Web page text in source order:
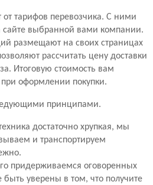
от тарифов перевозчика. С ними
выбранной вами компании.
размещают на своих страницах
рассчитать цену доставки
Итоговую стоимость вам
оформлении покупки.
принципами.
достаточно хрупкая, мы
и транспортируем
придерживаемся оговоренных
уверены в том, что получите